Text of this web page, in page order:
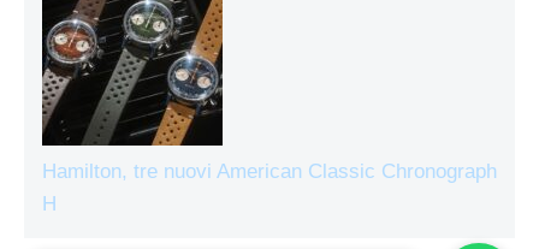
Hamilton, tre nuovi American Classic Chronograph
H